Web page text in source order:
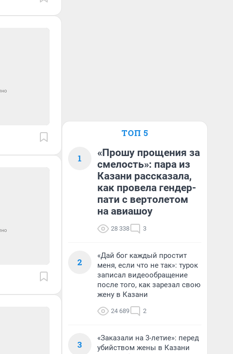
ТОП 5
1
«Прошу прощения за
смелость»: пара из
Казани рассказала,
как провела гендер-
пати с вертолетом
на авиашоу
28 338 3
2
«Дай бог каждый простит
меня, если что не так»: турок
записал видеообращение
после того, как зарезал свою
жену в Казани
24 689 2
3
«Заказали на 3-летие»: перед
убийством жены в Казани